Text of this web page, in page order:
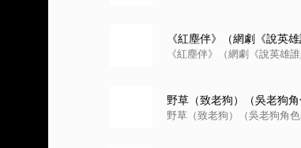
《紅塵伴》（網劇《說英
《紅塵伴》（網劇《說英雄
野草（致老狗）（吳老狗角
野草（致老狗）（吳老狗角色